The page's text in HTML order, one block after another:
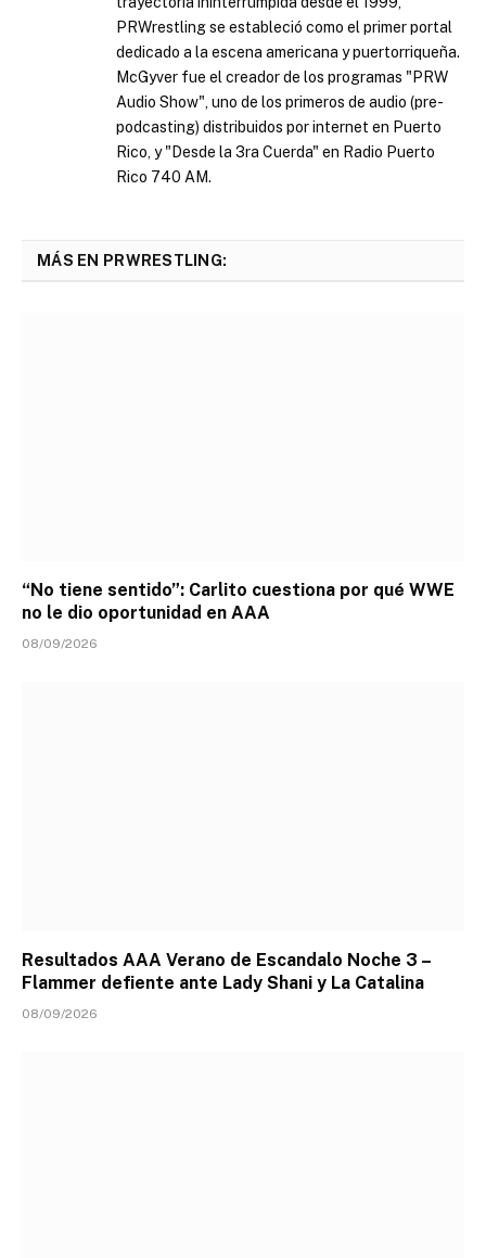
PRWrestling se estableció como el primer portal
dedicado a la escena americana y puertorriqueña.
McGyver fue el creador de los programas "PRW
Audio Show", uno de los primeros de audio (pre-
podcasting) distribuidos por internet en Puerto
Rico, y "Desde la 3ra Cuerda" en Radio Puerto
Rico 740 AM.
MÁS EN PRWRESTLING:
“No tiene sentido”: Carlito cuestiona por qué WWE
no le dio oportunidad en AAA
08/09/2026
Resultados AAA Verano de Escandalo Noche 3 –
Flammer defiente ante Lady Shani y La Catalina
08/09/2026